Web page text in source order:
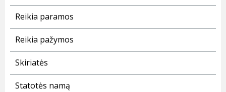
Reikia paramos
Reikia pažymos
Skiriatės
Statotės namą